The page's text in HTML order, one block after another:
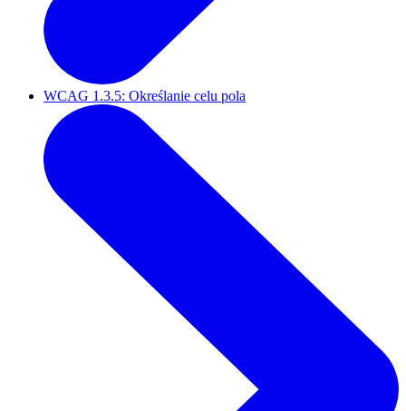
WCAG 1.3.5: Określanie celu pola